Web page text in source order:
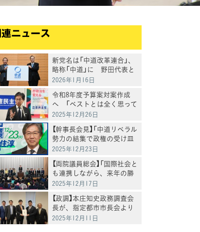
ニュース
新党名は「中道改革連合」、
略称「中道」に 野田代表と
公明・斉藤代表が発表
2026年1月16日
令和8年度予算案対案作成
へ 「ベストとは全く思って
ない」安住幹事長
2025年12月26日
【幹事長会見】「中道リベラル
勢力の結集で政権の受け皿
を」安住淳幹事長
2025年12月23日
【両院議員総会】「国際社会と
も連携しながら、来年の勝
負の年に向け党一丸となっ
2025年12月17日
【政調】本庄知史政務調査会
長が、指定都市市長会より
「多様な大都市制度実現プロ
2025年12月11日